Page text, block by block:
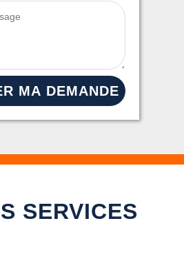
SERVICES